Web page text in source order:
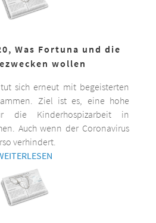
Was Fortuna und die
wollen
sich erneut mit begeisterten
Ziel ist es, eine hohe
die Kinderhospizarbeit in
Auch wenn der Coronavirus
verhindert.